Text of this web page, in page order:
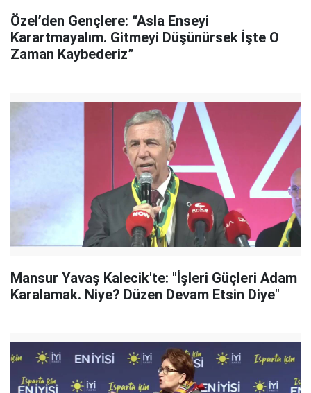
Özel’den Gençlere: “Asla Enseyi
Karartmayalım. Gitmeyi Düşünürsek İşte O
Zaman Kaybederiz”
Mansur Yavaş Kalecik'te: "İşleri Güçleri Adam
Karalamak. Niye? Düzen Devam Etsin Diye"